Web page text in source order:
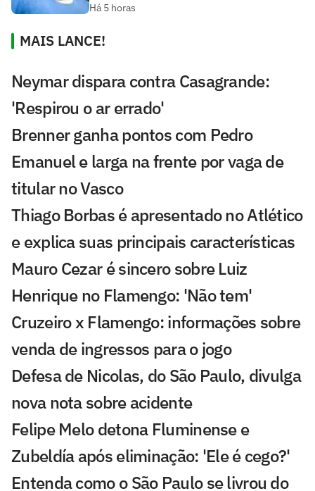
Há 5 horas
MAIS LANCE!
Neymar dispara contra Casagrande:
'Respirou o ar errado'
Brenner ganha pontos com Pedro
Emanuel e larga na frente por vaga de
titular no Vasco
Thiago Borbas é apresentado no Atlético
e explica suas principais características
Mauro Cezar é sincero sobre Luiz
Henrique no Flamengo: 'Não tem'
Cruzeiro x Flamengo: informações sobre
venda de ingressos para o jogo
Defesa de Nicolas, do São Paulo, divulga
nova nota sobre acidente
Felipe Melo detona Fluminense e
Zubeldía após eliminação: 'Ele é cego?'
Entenda como o São Paulo se livrou do